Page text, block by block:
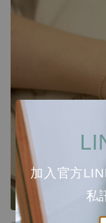
加入官方
私